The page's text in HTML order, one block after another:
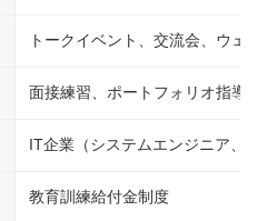
トークイベント、交流会、ウェ
面接練習、ポートフォリオ指導
IT企業（システムエンジニア、
教育訓練給付金制度